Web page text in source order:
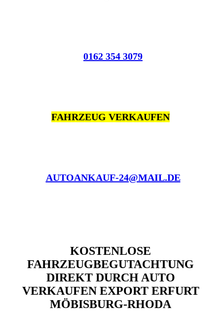
0162 354 3079
FAHRZEUG VERKAUFEN
AUTOANKAUF-24@MAIL.DE
KOSTENLOSE
FAHRZEUGBEGUTACHTUNG
DIREKT DURCH AUTO
VERKAUFEN EXPORT ERFURT
MÖBISBURG-RHODA